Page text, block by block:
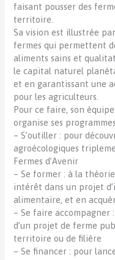
faisant pousser des
territoire.
Sa vision est illustrée
fermes qui permettent
aliments sains et
le capital naturel
et en garantissant une
pour les agriculteurs.
Pour ce faire, son
organise ses
– S’outiller : pour
agroécologiques
Fermes d’Avenir
– Se former : à la
intérêt dans un projet
alimentaire, et en
– Se faire accompagner
d’un projet de ferme
territoire ou de filière
– Se financer : pour